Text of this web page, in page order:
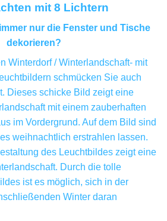
mit 8 Lichtern
nur die Fenster und Tische
dekorieren?
Winterdorf / Winterlandschaft- mit
schmücken Sie auch
Dieses schicke Bild zeigt eine
mit einem zauberhaften
im Vordergrund. Auf dem Bild sind
weihnachtlich erstrahlen lassen.
des Leuchtbildes zeigt eine
Durch die tolle
ist es möglich, sich in der
Winter daran